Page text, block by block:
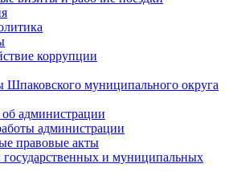
коррупции
Шпаковского муниципального округа
администрации
администрации
правовые акты
государственных и муниципальных